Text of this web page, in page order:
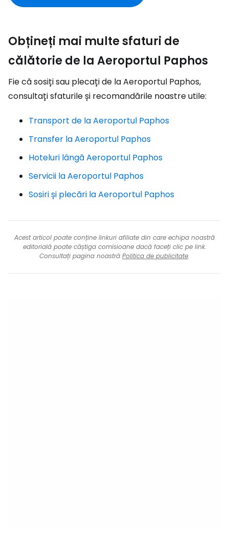
Obțineți mai multe sfaturi de
călătorie de la Aeroportul Paphos
Fie că sosiți sau plecați de la Aeroportul Paphos,
consultați sfaturile și recomandările noastre utile:
Transport de la Aeroportul Paphos
Transfer la Aeroportul Paphos
Hoteluri lângă Aeroportul Paphos
Servicii la Aeroportul Paphos
Sosiri și plecări la Aeroportul Paphos
Acest articol poate conține linkuri afiliate din care echipa noastră
editorială poate câștiga comisioane dacă faceți clic pe link.
Consultați pagina noastră Politica de publicitate.